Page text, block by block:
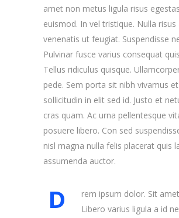
amet non metus ligula risus
euismod. In vel tristique. Nulla risus
venenatis ut feugiat. Suspendisse
Pulvinar fusce varius consequat
Tellus ridiculus quisque.
pede. Sem porta sit nibh vivamus
sollicitudin in elit sed id. Justo et
cras quam. Ac urna pellentesque
posuere libero. Con sed
nisl magna nulla felis placerat quis
assumenda auctor.
D
rem ipsum dolor. Sit
Libero varius ligula a id